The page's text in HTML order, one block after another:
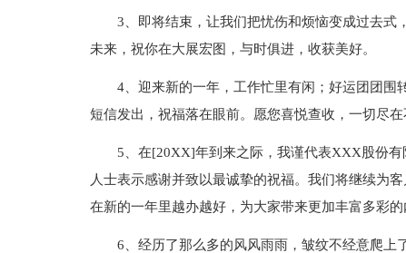
3、即将结束，让我们把忧伤和烦恼变成过去式
未来，祝你在大展宏图，与时俱进，收获美好。
4、迎来新的一年，工作忙里有闲；好运团团围
短信发出，祝福落在眼前。愿您喜悦查收，一切尽在
5、在[20XX]年到来之际，我谨代表XXX股份
人士表示感谢并致以最诚挚的祝福。我们将继续为
在新的一年里越办越好，为大家带来更加丰富多彩的
6、经历了那么多的风风雨雨，皱纹不经意爬上